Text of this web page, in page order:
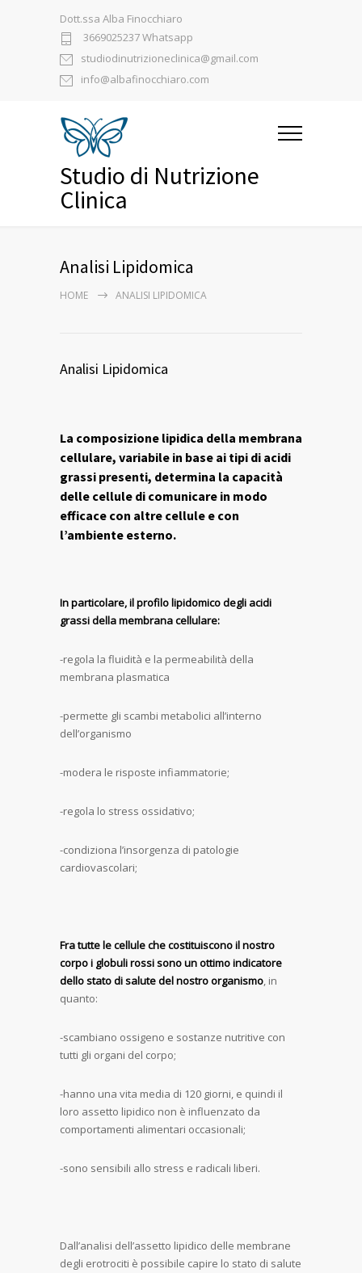
Dott.ssa Alba Finocchiaro
3669025237 Whatsapp
studiodinutrizioneclinica@gmail.com
info@albafinocchiaro.com
Studio di Nutrizione
Clinica
Analisi Lipidomica
HOME ANALISI LIPIDOMICA
Analisi Lipidomica
La composizione lipidica della membrana
cellulare, variabile in base ai tipi di acidi
grassi presenti, determina la capacità
delle cellule di comunicare in modo
efficace con altre cellule e con
l’ambiente esterno.
In particolare, il profilo lipidomico degli acidi
grassi della membrana cellulare:
-regola la fluidità e la permeabilità della
membrana plasmatica
-permette gli scambi metabolici all’interno
dell’organismo
-modera le risposte infiammatorie;
-regola lo stress ossidativo;
-condiziona l’insorgenza di patologie
cardiovascolari;
Fra tutte le cellule che costituiscono il nostro
corpo i globuli rossi sono un ottimo indicatore
dello stato di salute del nostro organismo, in
quanto:
-scambiano ossigeno e sostanze nutritive con
tutti gli organi del corpo;
-hanno una vita media di 120 giorni, e quindi il
loro assetto lipidico non è influenzato da
comportamenti alimentari occasionali;
-sono sensibili allo stress e radicali liberi.
Dall’analisi dell’assetto lipidico delle membrane
degli erotrociti è possibile capire lo stato di salute